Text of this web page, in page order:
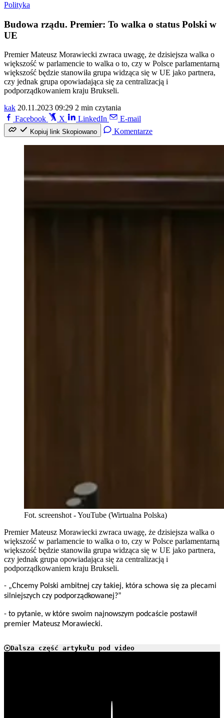
Polityka
Budowa rządu. Premier: To walka o status Polski w
UE
Premier Mateusz Morawiecki zwraca uwagę, że dzisiejsza walka o
większość w parlamencie to walka o to, czy w Polsce parlamentarną
większość będzie stanowiła grupa widząca się w UE jako partnera,
czy jednak grupa opowiadająca się za centralizacją i
podporządkowaniem kraju Brukseli.
kak 20.11.2023 09:29 2 min czytania
Facebook
X LinkedIn E-mail
Kopiuj link Skopiowano Komentarze
Fot. screenshot - YouTube (Wirtualna Polska)
Premier Mateusz Morawiecki zwraca uwagę, że dzisiejsza walka o
większość w parlamencie to walka o to, czy w Polsce parlamentarną
większość będzie stanowiła grupa widząca się w UE jako partnera,
czy jednak grupa opowiadająca się za centralizacją i
podporządkowaniem kraju Brukseli.
- „Chcemy Polski ambitnej czy takiej, która schowa się za plecami
silniejszych czy podporządkowanej?”
- to pytanie, w które swoim najnowszym podcaście postawił
premier Mateusz Morawiecki.
Dalsza część artykułu pod video